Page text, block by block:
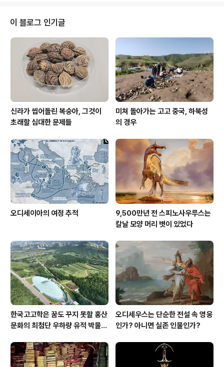
면을 제외한 모든 면에 모두 120글자 정도가 확인된다. 개
중 제1면이라고 조사단이 분석한 쪽에서는 정확한 판독은
기다려야 하지만 현재로서는 “政開三年丙子四月九日
城大井住□大龍□ □” 정도로 보이는 글씨가 확인됐다.
따라서 정확한 의미는 기다려 봐야겠지만, 저 판독에 의하
면 태봉국 3년인 병자년(916년) 4월 9일에 ..
이 블로그 인기글
신라가 씹어돌린 복숭아, 그것이
초래할 심대한 문제들
미쳐 돌아가는 고고 중국, 하북성
의 경우
오디세이아의 여정 추적
9,500만년 전 스피노사우루스는
칼날 모양 머리 볏이 있었다
한국고고학은 꿈도 꾸지 못할 홍산
문화의 최첨단 우하량 유적 박물관
오디세우스는 단순한 전설 속 영웅
인가? 아니면 실존 인물인가?